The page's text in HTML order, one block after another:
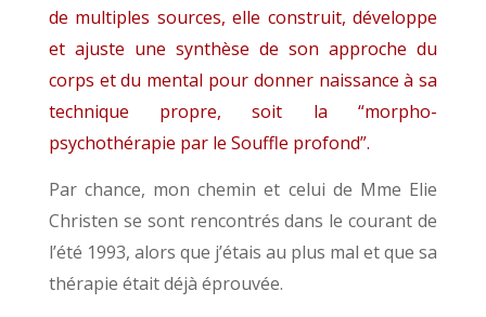
de multiples sources, elle construit, développe
et ajuste une synthèse de son approche du
corps et du mental pour donner naissance à sa
technique propre, soit la “morpho-
psychothérapie par le Souffle profond”.
Par chance, mon chemin et celui de Mme Elie
Christen se sont rencontrés dans le courant de
l’été 1993, alors que j’étais au plus mal et que sa
thérapie était déjà éprouvée.